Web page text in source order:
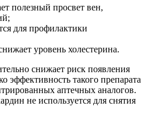
полезный просвет вен,
для профилактики
уровень холестерина.
снижает риск появления
эффективность такого препарата
аптечных аналогов.
не используется для снятия